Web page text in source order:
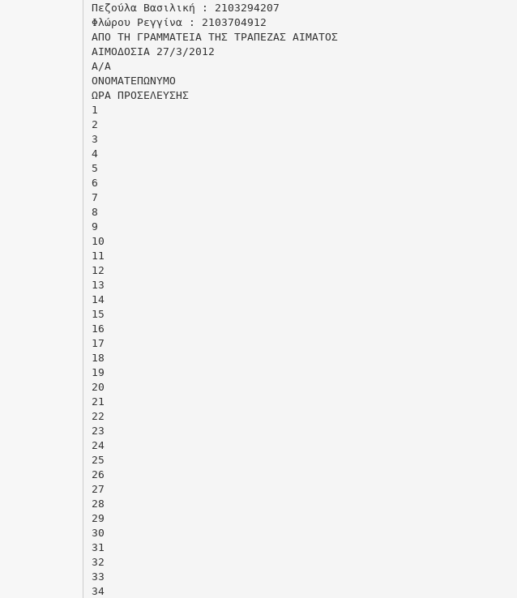
Πεζούλα Βασιλική : 2103294207
Φλώρου Ρεγγίνα : 2103704912
ΑΠΟ ΤΗ ΓΡΑΜΜΑΤΕΙΑ ΤΗΣ ΤΡΑΠΕΖΑΣ ΑΙΜΑΤΟΣ
ΑΙΜΟΔΟΣΙΑ 27/3/2012
Α/Α
ΟΝΟΜΑΤΕΠΩΝΥΜΟ
ΩΡΑ ΠΡΟΣΕΛΕΥΣΗΣ
1
2
3
4
5
6
7
8
9
10
11
12
13
14
15
16
17
18
19
20
21
22
23
24
25
26
27
28
29
30
31
32
33
34